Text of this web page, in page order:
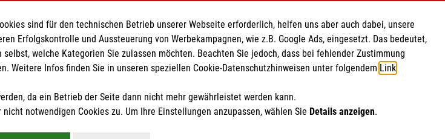
Newsletter abonnieren
|Barrierefreiheit
sind für den technischen Betrieb unserer Webseite erforderlich, helfen uns aber auch dabei, unsere
Erfolgskontrolle und Aussteuerung von Werbekampagnen, wie z.B. Google Ads, eingesetzt. Das bedeutet,
welche Kategorien Sie zulassen möchten. Beachten Sie jedoch, dass bei fehlender Zustimmung
Infos finden Sie in unseren speziellen Cookie-Datenschutzhinweisen unter folgendem Link
da ein Betrieb der Seite dann nicht mehr gewährleistet werden kann.
notwendigen Cookies zu. Um Ihre Einstellungen anzupassen, wählen Sie Details anzeigen.